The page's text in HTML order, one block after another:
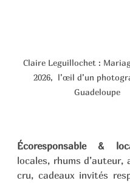
Claire Leguillochet :
2026,  l’œil d’un
Guadeloupe
Écoresponsable &
locales, rhums d’auteur,
cru, cadeaux invités